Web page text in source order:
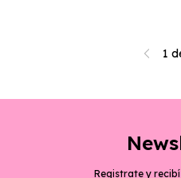
1
Registrate y